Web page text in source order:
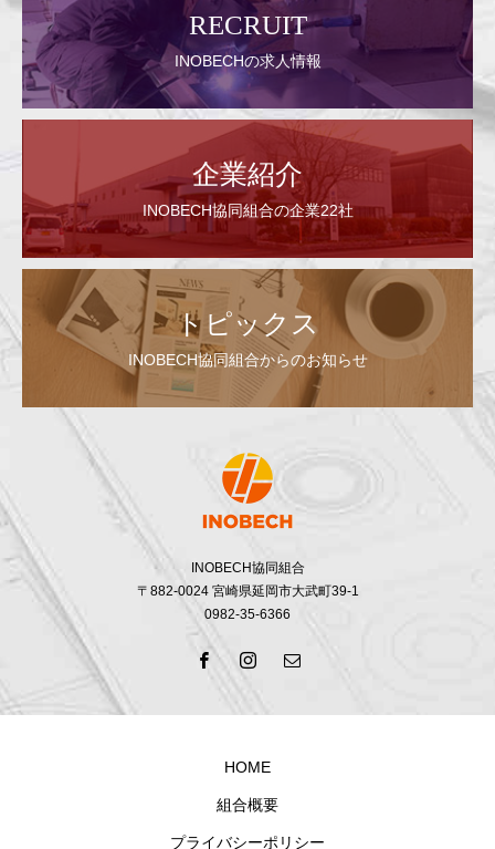
RECRUIT
INOBECHの求人情報
企業紹介
INOBECH協同組合の企業22社
トピックス
INOBECH協同組合からのお知らせ
INOBECH協同組合
〒882-0024 宮崎県延岡市大武町39-1
0982-35-6366
HOME
組合概要
プライバシーポリシー